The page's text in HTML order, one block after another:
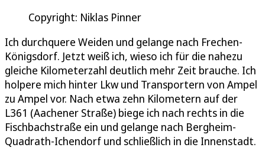
Copyright: Niklas Pinner
Ich durchquere Weiden und gelange nach Frechen-
Königsdorf. Jetzt weiß ich, wieso ich für die nahezu
gleiche Kilometerzahl deutlich mehr Zeit brauche. Ich
holpere mich hinter Lkw und Transportern von Ampel
zu Ampel vor. Nach etwa zehn Kilometern auf der
L361 (Aachener Straße) biege ich nach rechts in die
Fischbachstraße ein und gelange nach Bergheim-
Quadrath-Ichendorf und schließlich in die Innenstadt.